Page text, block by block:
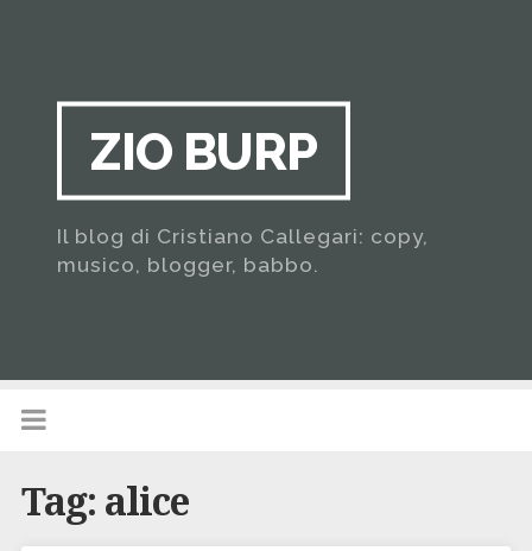
ZIO BURP
Il blog di Cristiano Callegari: copy,
musico, blogger, babbo.
Tag: alice